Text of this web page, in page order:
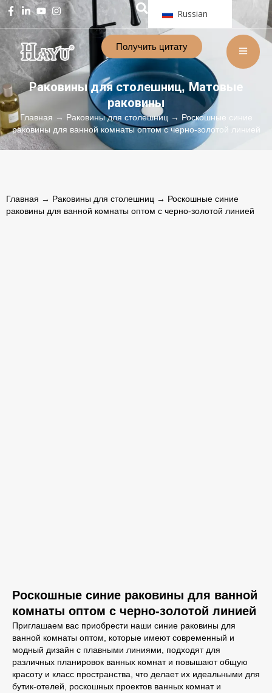
Russian
Получить цитату
Раковины для столешниц,Матовые
раковины
Главная → Раковины для столешниц → Роскошные синие
раковины для ванной комнаты оптом с черно-золотой линией
Главная → Раковины для столешниц → Роскошные синие
раковины для ванной комнаты оптом с черно-золотой линией
Роскошные синие раковины для ванной
комнаты оптом с черно-золотой линией
Приглашаем вас приобрести наши синие раковины для
ванной комнаты оптом, которые имеют современный и
модный дизайн с плавными линиями, подходят для
различных планировок ванных комнат и повышают общую
красоту и класс пространства, что делает их идеальными для
бутик-отелей, роскошных проектов ванных комнат и